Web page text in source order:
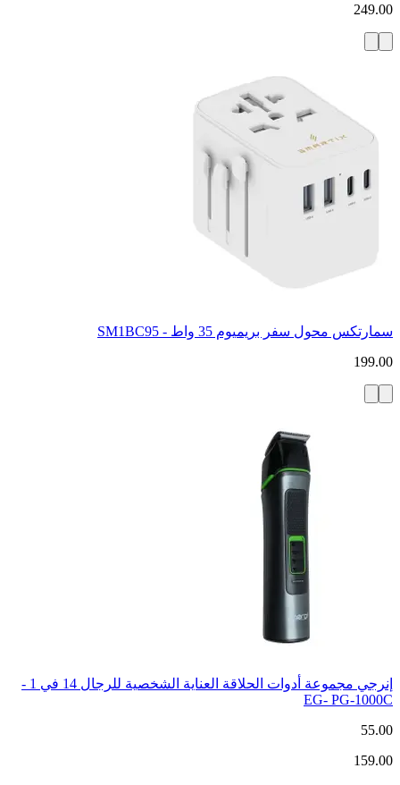
249.00
سمارتكس محول سفر بريميوم 35 واط - SM1BC95
199.00
إنرجي مجموعة أدوات الحلاقة العناية الشخصية للرجال 14 في 1 -
EG- PG-1000C
55.00
159.00